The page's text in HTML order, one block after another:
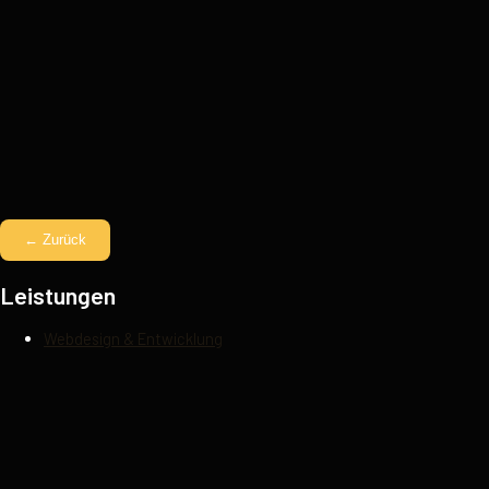
← Zurück
Leistungen
Webdesign & Entwicklung